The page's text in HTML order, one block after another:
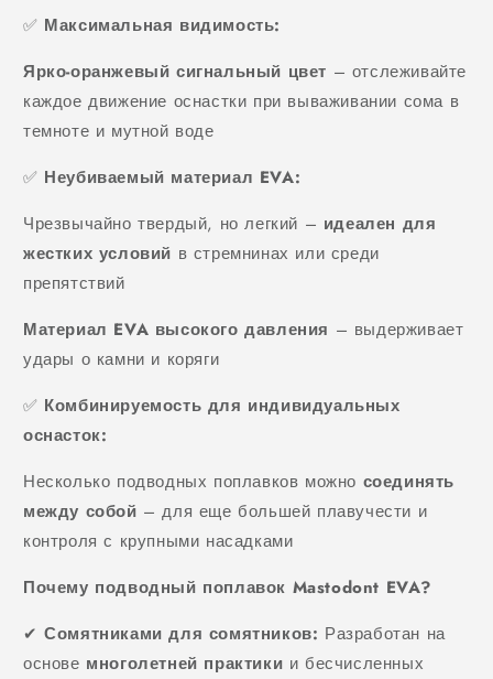
✅ Максимальная видимость:
Ярко-оранжевый сигнальный цвет – отслеживайте
каждое движение оснастки при вываживании сома в
темноте и мутной воде
✅ Неубиваемый материал EVA:
Чрезвычайно твердый, но легкий – идеален для
жестких условий в стремнинах или среди
препятствий
Материал EVA высокого давления – выдерживает
удары о камни и коряги
✅ Комбинируемость для индивидуальных
оснасток:
Несколько подводных поплавков можно соединять
между собой – для еще большей плавучести и
контроля с крупными насадками
Почему подводный поплавок Mastodont EVA?
✔ Сомятниками для сомятников: Разработан на
основе многолетней практики и бесчисленных